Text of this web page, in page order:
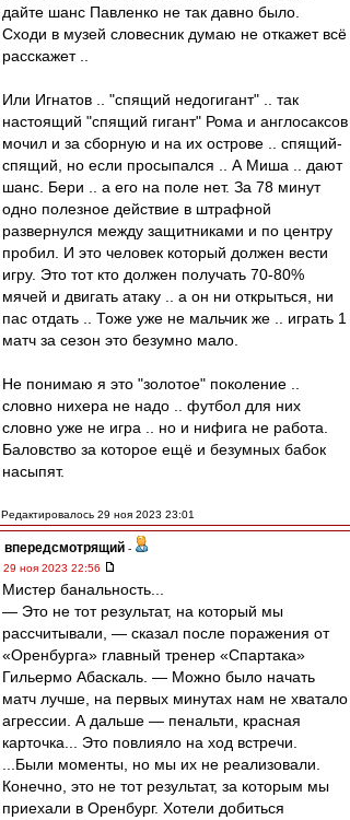
дайте шанс Павленко не так давно было.
Сходи в музей словесник думаю не откажет всё
расскажет ..
Или Игнатов .. "спящий недогигант" .. так
настоящий "спящий гигант" Рома и англосаксов
мочил и за сборную и на их острове .. спящий-
спящий, но если просыпался .. А Миша .. дают
шанс. Бери .. а его на поле нет. За 78 минут
одно полезное действие в штрафной
развернулся между защитниками и по центру
пробил. И это человек который должен вести
игру. Это тот кто должен получать 70-80%
мячей и двигать атаку .. а он ни открыться, ни
пас отдать .. Тоже уже не мальчик же .. играть 1
матч за сезон это безумно мало.
Не понимаю я это "золотое" поколение ..
словно нихера не надо .. футбол для них
словно уже не игра .. но и нифига не работа.
Баловство за которое ещё и безумных бабок
насыпят.
Редактировалось 29 ноя 2023 23:01
впередсмотрящий -
29 ноя 2023 22:56
Мистер банальность...
— Это не тот результат, на который мы
рассчитывали, — сказал после поражения от
«Оренбурга» главный тренер «Спартака»
Гильермо Абаскаль. — Можно было начать
матч лучше, на первых минутах нам не хватало
агрессии. А дальше — пенальти, красная
карточка... Это повлияло на ход встречи.
...Были моменты, но мы их не реализовали.
Конечно, это не тот результат, за которым мы
приехали в Оренбург. Хотели добиться